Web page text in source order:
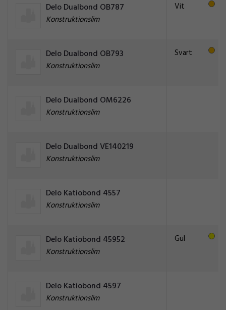
Delo Dualbond OB787
Konstruktionslim
Vit
Delo Dualbond OB793
Konstruktionslim
Svart
Delo Dualbond OM6226
Konstruktionslim
Delo Dualbond VE140219
Konstruktionslim
Delo Katiobond 4557
Konstruktionslim
Delo Katiobond 45952
Konstruktionslim
Gul
Delo Katiobond 4597
Konstruktionslim